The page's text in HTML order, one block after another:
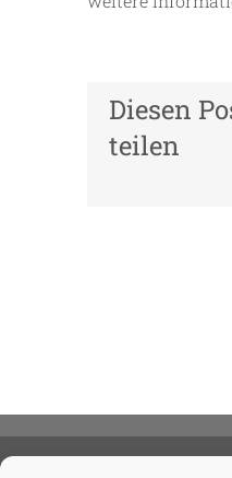
Diesen
teilen